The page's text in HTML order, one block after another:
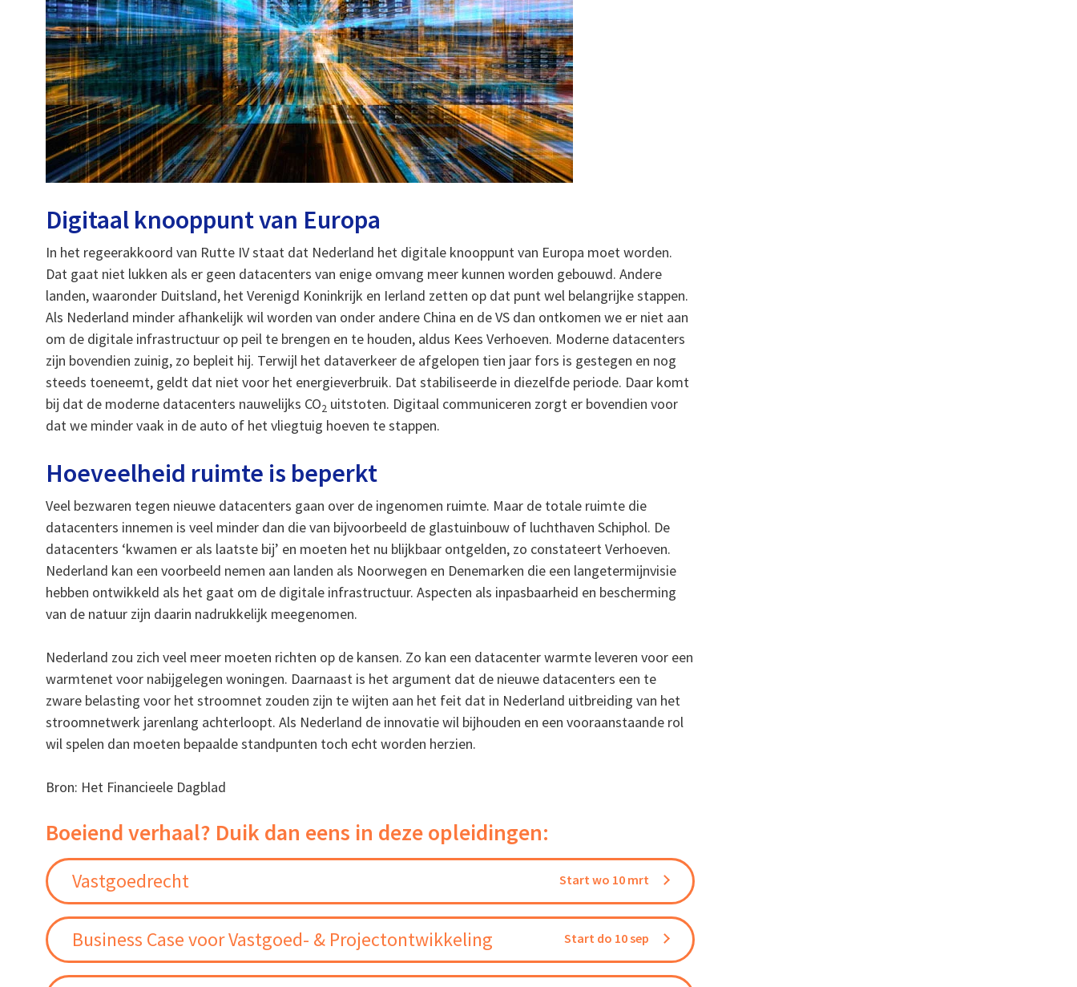
Digitaal knooppunt van Europa
In het regeerakkoord van Rutte IV staat dat Nederland het digitale knooppunt van Europa moet worden.
Dat gaat niet lukken als er geen datacenters van enige omvang meer kunnen worden gebouwd. Andere
landen, waaronder Duitsland, het Verenigd Koninkrijk en Ierland zetten op dat punt wel belangrijke stappen.
Als Nederland minder afhankelijk wil worden van onder andere China en de VS dan ontkomen we er niet aan
om de digitale infrastructuur op peil te brengen en te houden, aldus Kees Verhoeven. Moderne datacenters
zijn bovendien zuinig, zo bepleit hij. Terwijl het dataverkeer de afgelopen tien jaar fors is gestegen en nog
steeds toeneemt, geldt dat niet voor het energieverbruik. Dat stabiliseerde in diezelfde periode. Daar komt
bij dat de moderne datacenters nauwelijks CO2 uitstoten. Digitaal communiceren zorgt er bovendien voor
dat we minder vaak in de auto of het vliegtuig hoeven te stappen.
Hoeveelheid ruimte is beperkt
Veel bezwaren tegen nieuwe datacenters gaan over de ingenomen ruimte. Maar de totale ruimte die
datacenters innemen is veel minder dan die van bijvoorbeeld de glastuinbouw of luchthaven Schiphol. De
datacenters ‘kwamen er als laatste bij’ en moeten het nu blijkbaar ontgelden, zo constateert Verhoeven.
Nederland kan een voorbeeld nemen aan landen als Noorwegen en Denemarken die een langetermijnvisie
hebben ontwikkeld als het gaat om de digitale infrastructuur. Aspecten als inpasbaarheid en bescherming
van de natuur zijn daarin nadrukkelijk meegenomen.
Nederland zou zich veel meer moeten richten op de kansen. Zo kan een datacenter warmte leveren voor een
warmtenet voor nabijgelegen woningen. Daarnaast is het argument dat de nieuwe datacenters een te
zware belasting voor het stroomnet zouden zijn te wijten aan het feit dat in Nederland uitbreiding van het
stroomnetwerk jarenlang achterloopt. Als Nederland de innovatie wil bijhouden en een vooraanstaande rol
wil spelen dan moeten bepaalde standpunten toch echt worden herzien.
Bron: Het Financieele Dagblad
Boeiend verhaal? Duik dan eens in deze opleidingen:
Vastgoedrecht Start wo 10 mrt
Business Case voor Vastgoed- & Projectontwikkeling Start do 10 sep